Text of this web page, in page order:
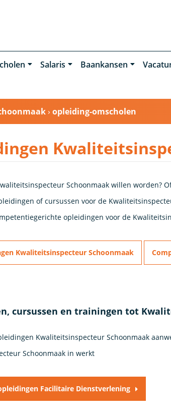
Salaris Baankansen
› opleiding-omscholen
Schoonmaak willen worden?
of cursussen voor de
opleidingen voor de
Kwaliteitsinspecteur Schoonmaak
cursussen en trainingen tot
Kwaliteitsinspecteur Schoonmaak
Schoonmaak in werkt
Facilitaire Dienstverlening